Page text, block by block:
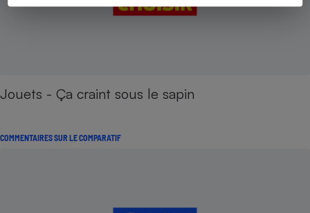
Jouets - Ça craint sous le sapin
COMMENTAIRES SUR LE COMPARATIF